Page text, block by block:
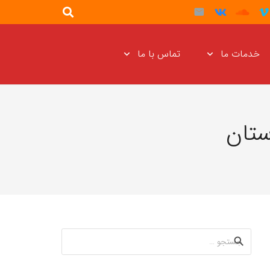
خدمات ما تماس با ما
جستجو
برای: